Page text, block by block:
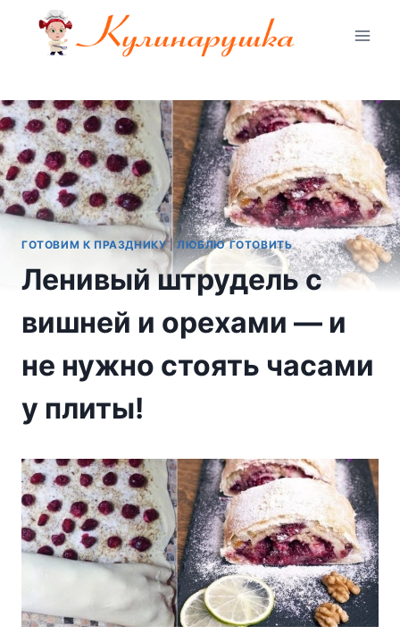
Перейти
содержимому
ГОТОВИМ К ПРАЗДНИКУ|ЛЮБЛЮ ГОТОВИТЬ
Ленивый штрудель с
вишней и орехами — и
не нужно стоять часами
у плиты!